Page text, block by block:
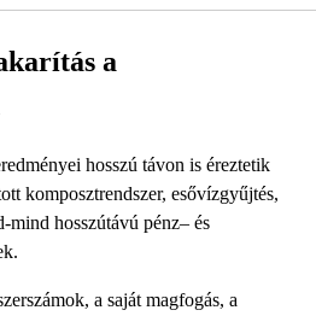
a
hosszú távon is éreztetik
komposztrendszer, esővízgyűjtés,
mind hosszútávú pénz– és
a saját magfogás, a